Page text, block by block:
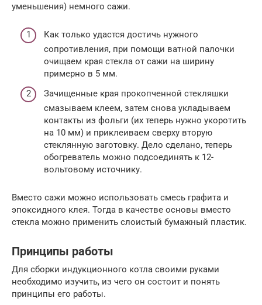
уменьшения) немного сажи.
Как только удастся достичь нужного
сопротивления, при помощи ватной палочки
очищаем края стекла от сажи на ширину
примерно в 5 мм.
Зачищенные края прокопченной стекляшки
смазываем клеем, затем снова укладываем
контакты из фольги (их теперь нужно укоротить
на 10 мм) и приклеиваем сверху вторую
стеклянную заготовку. Дело сделано, теперь
обогреватель можно подсоединять к 12-
вольтовому источнику.
Вместо сажи можно использовать смесь графита и
эпоксидного клея. Тогда в качестве основы вместо
стекла можно применить слоистый бумажный пластик.
Принципы работы
Для сборки индукционного котла своими руками
необходимо изучить, из чего он состоит и понять
принципы его работы.